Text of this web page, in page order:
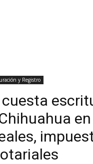
y Registro